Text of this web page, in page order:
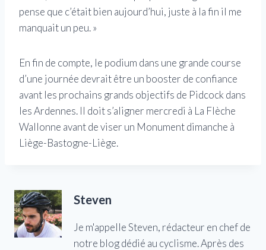
pense que c’était bien aujourd’hui, juste à la fin il me
manquait un peu. »
En fin de compte, le podium dans une grande course
d’une journée devrait être un booster de confiance
avant les prochains grands objectifs de Pidcock dans
les Ardennes. Il doit s’aligner mercredi à La Flèche
Wallonne avant de viser un Monument dimanche à
Liège-Bastogne-Liège.
Steven
Je m'appelle Steven, rédacteur en chef de
notre blog dédié au cyclisme. Après des